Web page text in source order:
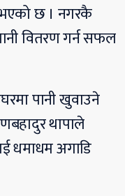
भएको छ । नगरकै
वितरण गर्न सफल
पानी खुवाउने
थापाले
धमाधम अगाडि